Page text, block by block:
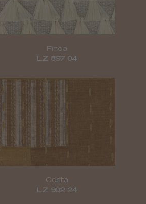
Finca
LZ 897 04
Costa
LZ 902 24